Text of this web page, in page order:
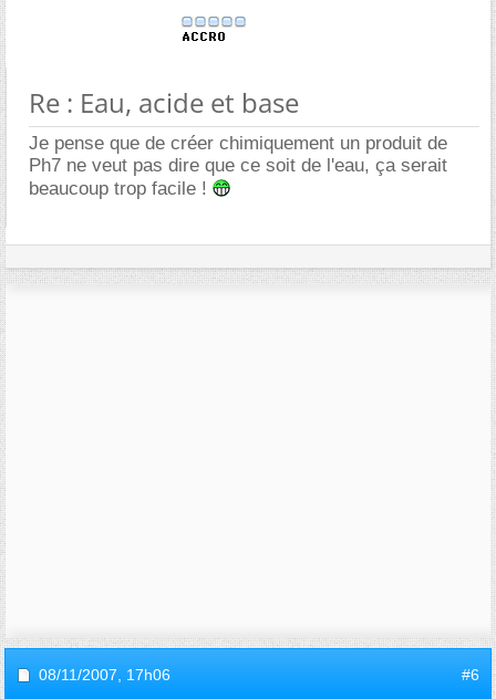
Re : Eau, acide et base
Je pense que de créer chimiquement un produit de
Ph7 ne veut pas dire que ce soit de l'eau, ça serait
beaucoup trop facile !
08/11/2007, 17h06 #6